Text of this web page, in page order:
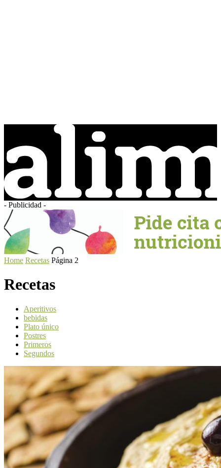
- Publicidad -
Home Recetas Página 2
Recetas
Aperitivos
bebidas
Plato único
Postres
Primeros
Segundos